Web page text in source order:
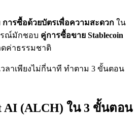
การซื้อด้วยบัตรเพื่อความสะดวก ใน
ณ์มักชอบ คู่การซื้อขาย Stablecoin
ดค่าธรรมชาติ
วลาเพียงไม่กี่นาที ทำตาม 3 ขั้นตอน
AI (ALCH) ใน 3 ขั้นตอน